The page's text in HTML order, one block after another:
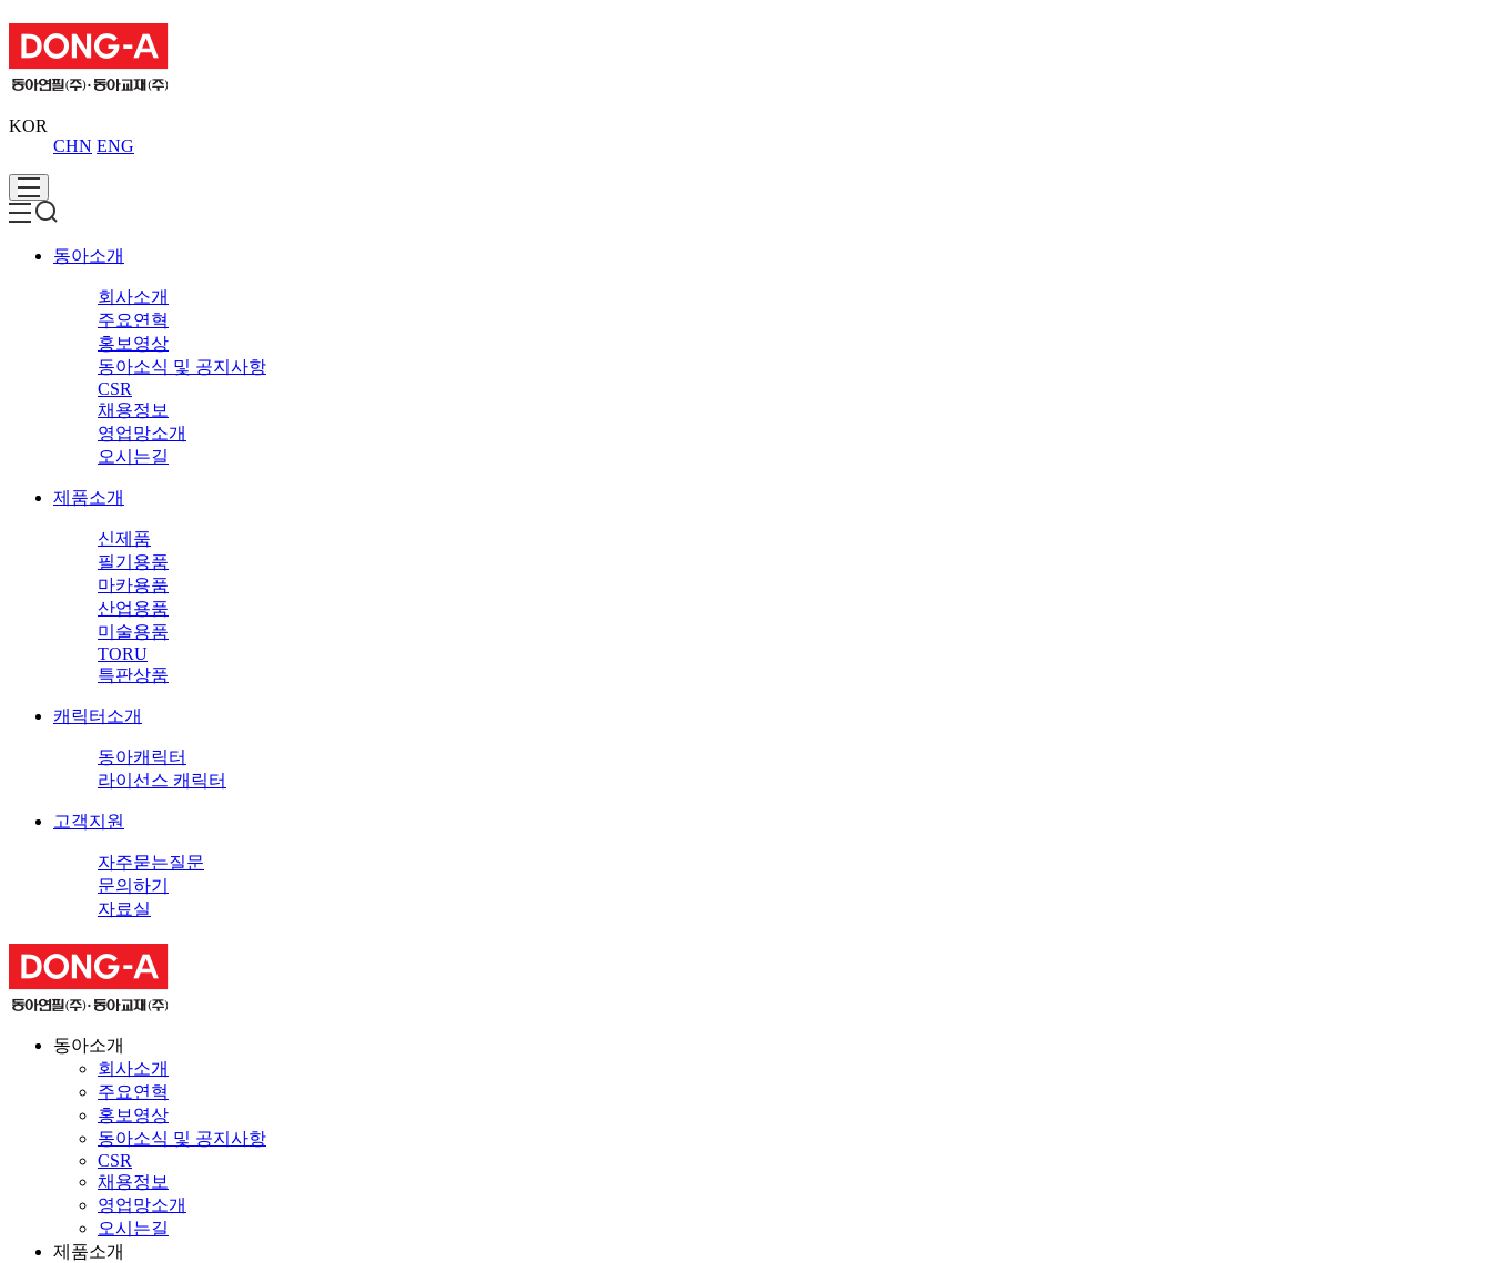
KOR
CHN ENG
동아소개
회사소개
주요연혁
홍보영상
동아소식 및 공지사항
CSR
채용정보
영업망소개
오시는길
제품소개
신제품
필기용품
마카용품
산업용품
미술용품
TORU
특판상품
캐릭터소개
동아캐릭터
라이선스 캐릭터
고객지원
자주묻는질문
문의하기
자료실
동아소개
회사소개
주요연혁
홍보영상
동아소식 및 공지사항
CSR
채용정보
영업망소개
오시는길
제품소개